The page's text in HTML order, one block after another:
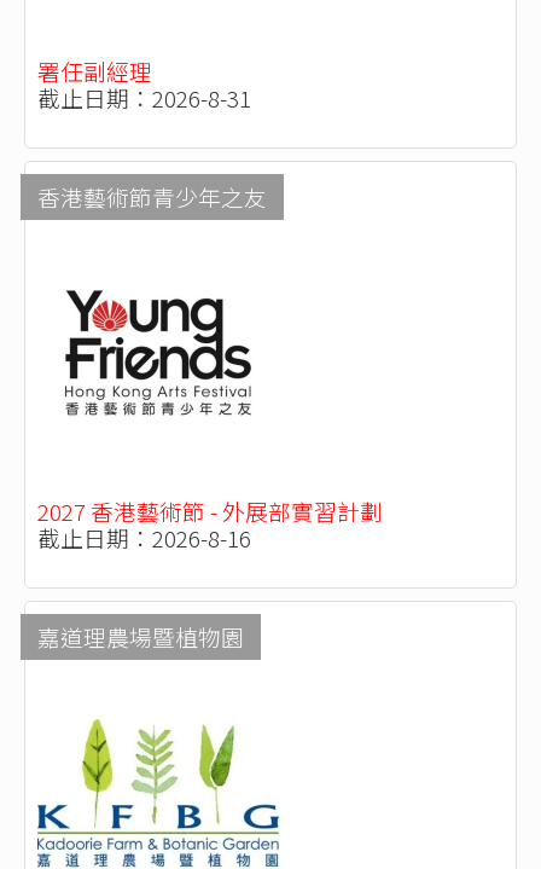
署任副經理
截止日期：2026-8-31
香港藝術節青少年之友
2027 香港藝術節 - 外展部實習計劃
截止日期：2026-8-16
嘉道理農場暨植物園